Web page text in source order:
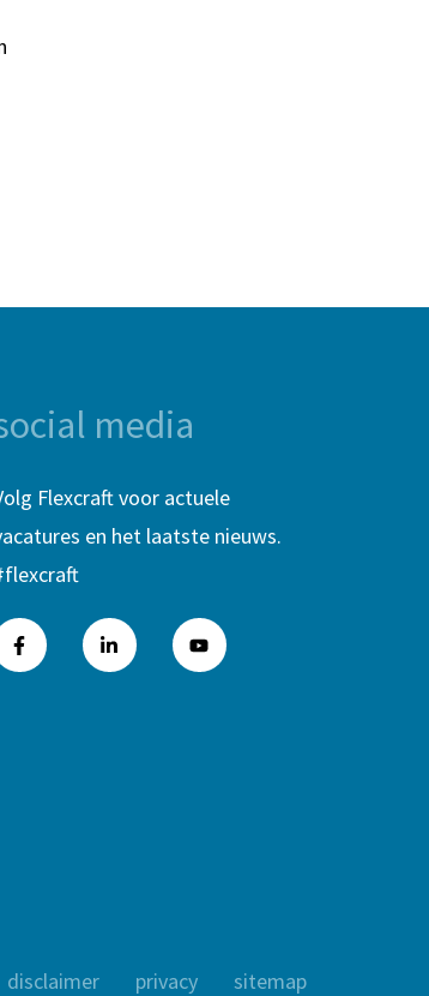
media
Flexcraft voor actuele
en het laatste nieuws.
disclaimer privacy sitemap